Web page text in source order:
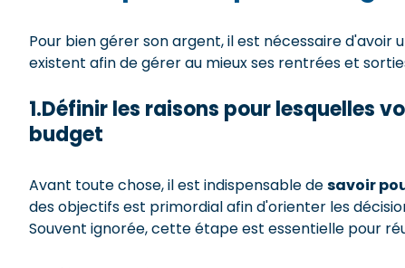
Pour bien gérer son argent, il est nécessaire d'avoir
existent afin de gérer au mieux ses rentrées et
1.Définir les raisons pour lesquelles
budget
Avant toute chose, il est indispensable desavoir
des objectifs est primordial afin d'orienter les
Souvent ignorée, cette étape est essentielle pour